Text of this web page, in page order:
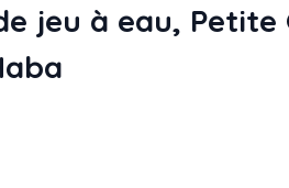
jeu à eau, Petite